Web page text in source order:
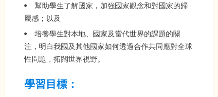
幫助學生了解國家，加強國家觀念和對國家的歸
屬感；以及
培養學生對本地、國家及當代世界的課題的關
注，明白我國及其他國家如何透過合作共同應對全球
性問題，拓闊世界視野。
學習目標：